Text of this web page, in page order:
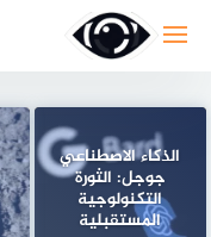
الذكاء الاصطناعي
جوجل: الثورة
التكنولوجية
المستقبلية